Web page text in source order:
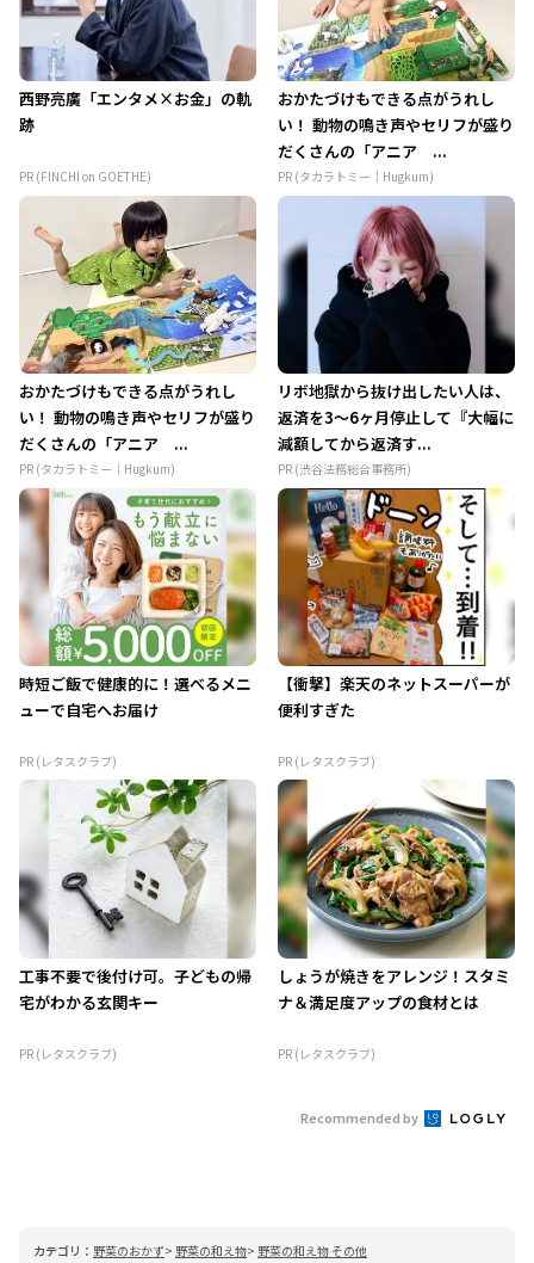
西野亮廣「エンタメ×お金」の軌
跡
PR (FINCHI on GOETHE)
おかたづけもできる点がうれし
い！ 動物の鳴き声やセリフが盛り
だくさんの「アニア ...
PR (タカラトミー｜Hugkum)
おかたづけもできる点がうれし
い！ 動物の鳴き声やセリフが盛り
だくさんの「アニア ...
PR (タカラトミー｜Hugkum)
リボ地獄から抜け出したい人は、
返済を3～6ヶ月停止して『大幅に
減額してから返済す...
PR (渋谷法務総合事務所)
時短ご飯で健康的に！選べるメニ
ューで自宅へお届け
PR (レタスクラブ)
【衝撃】楽天のネットスーパーが
便利すぎた
PR (レタスクラブ)
工事不要で後付け可。子どもの帰
宅がわかる玄関キー
PR (レタスクラブ)
しょうが焼きをアレンジ！スタミ
ナ＆満足度アップの食材とは
PR (レタスクラブ)
Recommended by
カテゴリ： 野菜のおかず 野菜の和え物
野菜の和え物 その他